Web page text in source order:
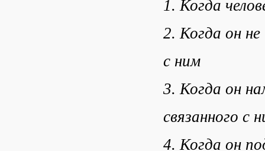
1. Когда
2. Когда он
с ним
3. Когда он
связанного с
4. Когда он